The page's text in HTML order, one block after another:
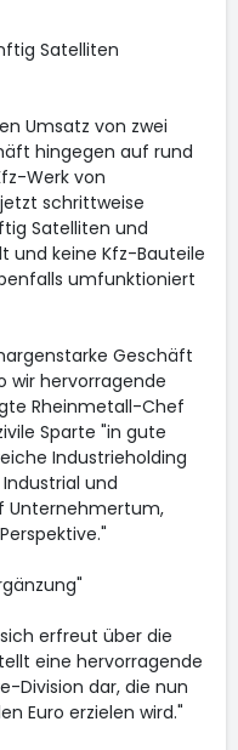
Satelliten
Umsatz von zwei
hingegen auf rund
Werk von
schrittweise
Satelliten und
und keine Kfz-Bauteile
umfunktioniert
Geschäft
wir hervorragende
Rheinmetall-Chef
Sparte "in gute
Industrieholding
und
Unternehmertum,
erfreut über die
eine hervorragende
Division dar, die nun
Euro erzielen wird."